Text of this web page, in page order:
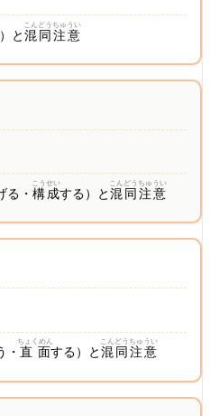
と 混同
こんどう
注意
ちゅうい
る・ 構成
こうせい
する）と 混同
こんどう
注意
ちゅうい
・ 直面
ちょくめん
する）と 混同
こんどう
注意
ちゅうい